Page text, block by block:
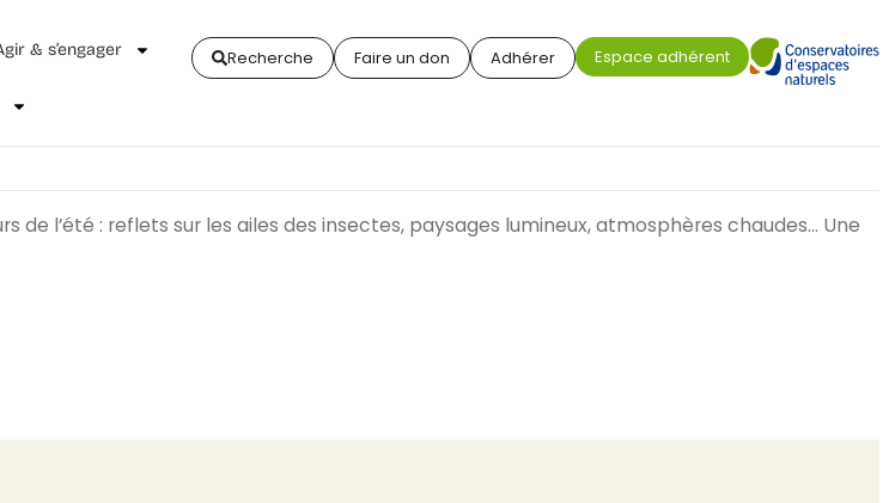
& s’engager Recherche Faire un don Adhérer Espace adhérent
de l’été : reflets sur les ailes des insectes, paysages lumineux, atmosphères chaudes… Une